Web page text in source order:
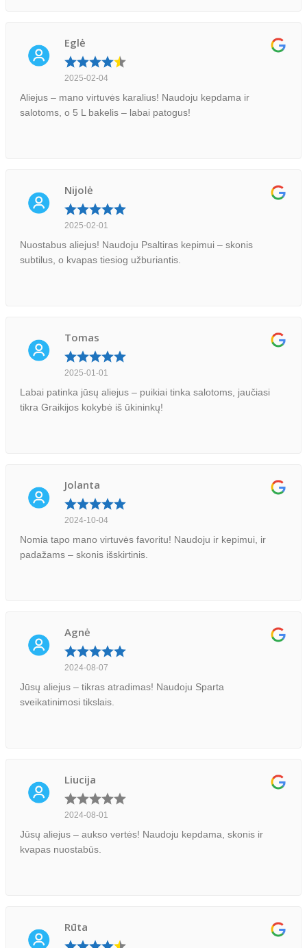
Eglė
2025-02-04
Aliejus – mano virtuvės karalius! Naudoju kepdama ir
salotoms, o 5 L bakelis – labai patogus!
Nijolė
2025-02-01
Nuostabus aliejus! Naudoju Psaltiras kepimui – skonis
subtilus, o kvapas tiesiog užburiantis.
Tomas
2025-01-01
Labai patinka jūsų aliejus – puikiai tinka salotoms, jaučiasi
tikra Graikijos kokybė iš ūkininkų!
Jolanta
2024-10-04
Nomia tapo mano virtuvės favoritu! Naudoju ir kepimui, ir
padažams – skonis išskirtinis.
Agnė
2024-08-07
Jūsų aliejus – tikras atradimas! Naudoju Sparta
sveikatinimosi tikslais.
Liucija
2024-08-01
Jūsų aliejus – aukso vertės! Naudoju kepdama, skonis ir
kvapas nuostabūs.
Rūta